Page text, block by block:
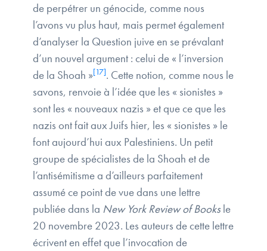
de perpétrer un génocide, comme nous
l’avons vu plus haut, mais permet également
d’analyser la Question juive en se prévalant
d’un nouvel argument : celui de « l’inversion
de la Shoah »[17]. Cette notion, comme nous le
savons, renvoie à l’idée que les « sionistes »
sont les « nouveaux nazis » et que ce que les
nazis ont fait aux Juifs hier, les « sionistes » le
font aujourd’hui aux Palestiniens. Un petit
groupe de spécialistes de la Shoah et de
l’antisémitisme a d’ailleurs parfaitement
assumé ce point de vue dans une lettre
publiée dans la New York Review of Books le
20 novembre 2023. Les auteurs de cette lettre
écrivent en effet que l’invocation de